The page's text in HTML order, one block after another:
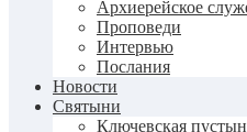
Архиерейское
Проповеди
Интервью
Послания
Новости
Святыни
Ключевская